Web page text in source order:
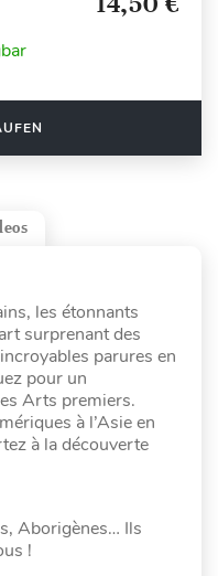
les étonnants
surprenant des
parures en
pour un
Arts premiers.
à l’Asie en
à la découverte
Aborigènes… Ils
!